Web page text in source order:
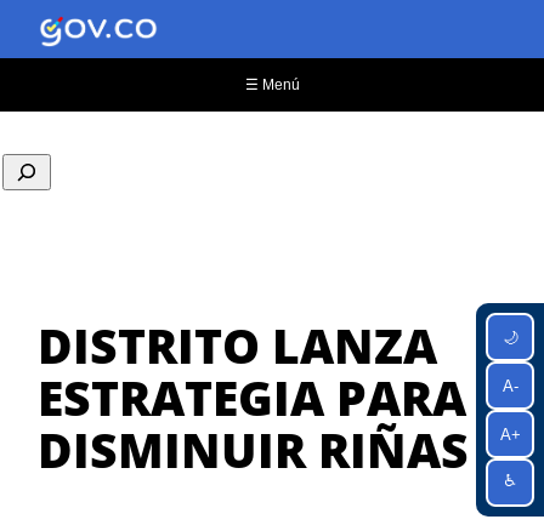
🌙
A-
A+
♿
contenido
☰ Menú
DISTRITO LANZA
ESTRATEGIA PARA
DISMINUIR RIÑAS